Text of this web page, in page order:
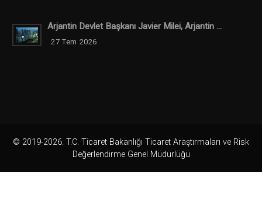
Arjantin Devlet Başkanı Javier Milei, Arjantin ...
27 Tem 2026
© 2019-2026. T.C. Ticaret Bakanlığı Ticaret Araştırmaları ve Risk
Değerlendirme Genel Müdürlüğü